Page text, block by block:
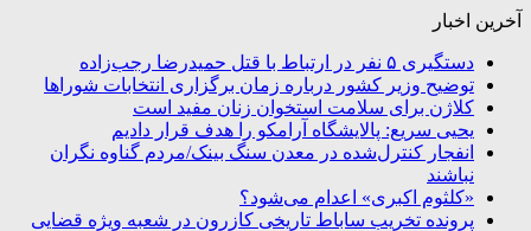
آخرین اخبار
دستگیری ۵ نفر در ارتباط با قتل حمیدرضا رجب‌زاده
توضیح وزیر کشور درباره زمان برگزاری انتخابات شوراها
کلاژن برای سلامت استخوان زنان مفید است
یحیی سریع: پالایشگاه آرامکو را هدف قرار دادیم
انفجار کنترل‌شده در معدن سنگ بینک/مردم گناوه نگران
نباشند
«کلثوم اکبری» اعدام می‌شود؟
پرونده تخریب ساباط تاریخی کازرون در شعبه ویژه قضایی